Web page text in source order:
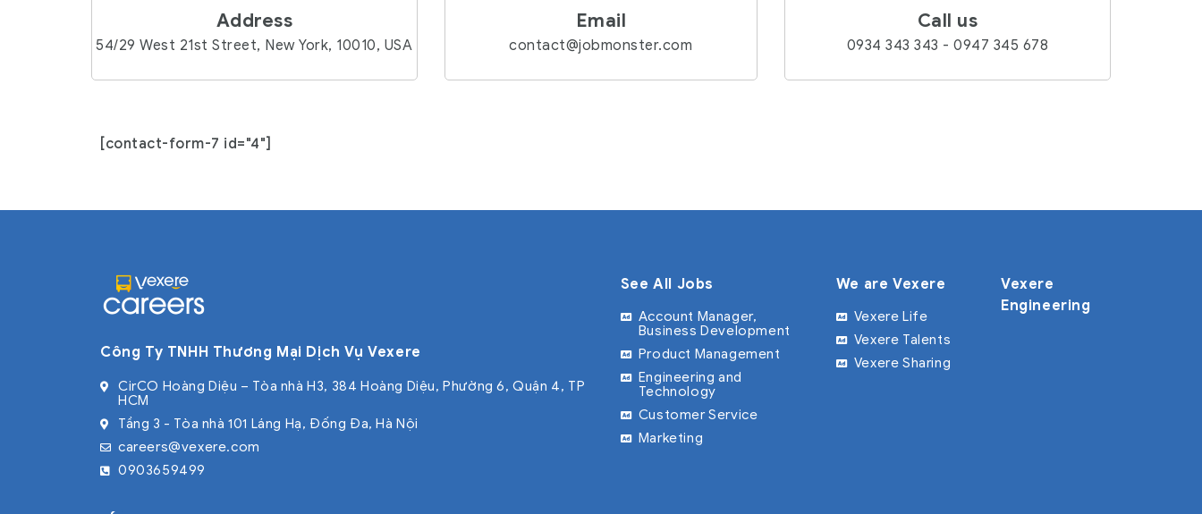
Address
54/29 West 21st Street, New York, 10010, USA
Email
contact@jobmonster.com
Call us
0934 343 343 - 0947 345 678
[contact-form-7 id="4"]
Công Ty TNHH Thương Mại Dịch Vụ Vexere
CirCO Hoàng Diệu – Tòa nhà H3, 384 Hoàng Diệu, Phường 6, Quận 4, TP
HCM
Tầng 3 - Tòa nhà 101 Láng Hạ, Đống Đa, Hà Nội
careers@vexere.com
0903659499
See All Jobs
Account Manager,
Business Development
Product Management
Engineering and
Technology
Customer Service
Marketing
We are Vexere
Vexere Life
Vexere Talents
Vexere Sharing
Vexere
Engineering